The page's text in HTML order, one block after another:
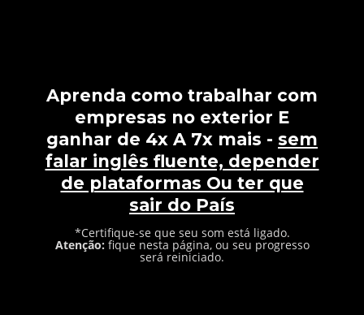
Aprenda como trabalhar com
empresas no exterior E
ganhar de 4x A 7x mais - sem
falar inglês fluente, depender
de plataformas Ou ter que
sair do País
*Certifique-se que seu som está ligado.
Atenção:fique nesta página, ou seu progresso
será reiniciado.